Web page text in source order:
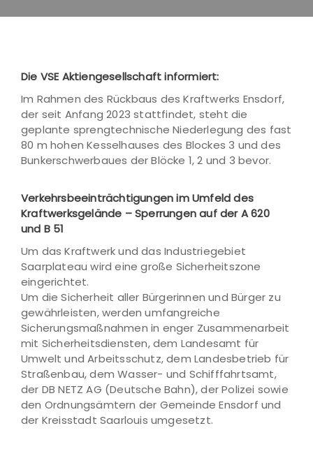
Die VSE Aktiengesellschaft informiert:
Im Rahmen des Rückbaus des Kraftwerks Ensdorf,
der seit Anfang 2023 stattfindet, steht die
geplante sprengtechnische Niederlegung des fast
80 m hohen Kesselhauses des Blockes 3 und des
Bunkerschwerbaues der Blöcke 1, 2 und 3 bevor.
Verkehrsbeeinträchtigungen im Umfeld des
Kraftwerksgelände – Sperrungen auf der A 620
und B 51
Um das Kraftwerk und das Industriegebiet
Saarplateau wird eine große Sicherheitszone
eingerichtet.
Um die Sicherheit aller Bürgerinnen und Bürger zu
gewährleisten, werden umfangreiche
Sicherungsmaßnahmen in enger Zusammenarbeit
mit Sicherheitsdiensten, dem Landesamt für
Umwelt und Arbeitsschutz, dem Landesbetrieb für
Straßenbau, dem Wasser- und Schifffahrtsamt,
der DB NETZ AG (Deutsche Bahn), der Polizei sowie
den Ordnungsämtern der Gemeinde Ensdorf und
der Kreisstadt Saarlouis umgesetzt.